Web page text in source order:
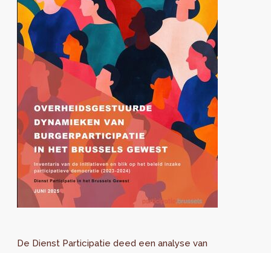
De Dienst Participatie deed een analyse van